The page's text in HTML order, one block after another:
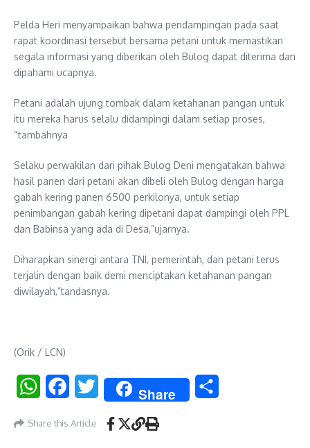
Pelda Heri menyampaikan bahwa pendampingan pada saat
rapat koordinasi tersebut bersama petani untuk memastikan
segala informasi yang diberikan oleh Bulog dapat diterima dan
dipahami ucapnya.
Petani adalah ujung tombak dalam ketahanan pangan untuk
itu mereka harus selalu didampingi dalam setiap proses,
“tambahnya
Selaku perwakilan dari pihak Bulog Deni mengatakan bahwa
hasil panen dari petani akan dibeli oleh Bulog dengan harga
gabah kering panen 6500 perkilonya, untuk setiap
penimbangan gabah kering dipetani dapat dampingi oleh PPL
dan Babinsa yang ada di Desa,”ujarnya.
Diharapkan sinergi antara TNI, pemerintah, dan petani terus
terjalin dengan baik demi menciptakan ketahanan pangan
diwilayah,”tandasnya.
(Orik / LCN)
WhatsAppFacebookTwitter Share
Share this Article